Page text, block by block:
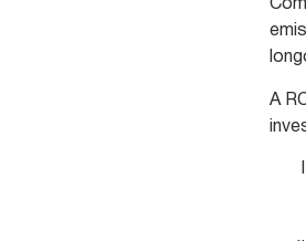
A